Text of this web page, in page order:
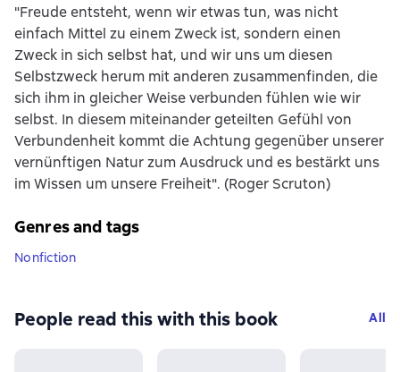
"Freude entsteht, wenn wir etwas tun, was nicht
einfach Mittel zu einem Zweck ist, sondern einen
Zweck in sich selbst hat, und wir uns um diesen
Selbstzweck herum mit anderen zusammenfinden, die
sich ihm in gleicher Weise verbunden fühlen wie wir
selbst. In diesem miteinander geteilten Gefühl von
Verbundenheit kommt die Achtung gegenüber unserer
vernünftigen Natur zum Ausdruck und es bestärkt uns
im Wissen um unsere Freiheit". (Roger Scruton)
Genres and tags
Nonfiction
People read this with this book All